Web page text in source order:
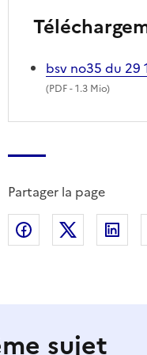
bsv no35 du 29
(PDF- 1.3 Mio)
Partager la page
Partager surPartager
sujet